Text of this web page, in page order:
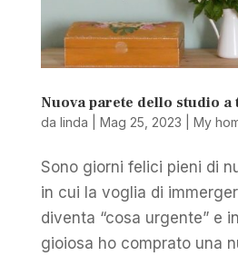
Nuova parete dello studio a
da linda Mag 25, 2023 My
Sono giorni felici pieni di
in cui la voglia di
diventa “cosa urgente” e
gioiosa ho comprato una